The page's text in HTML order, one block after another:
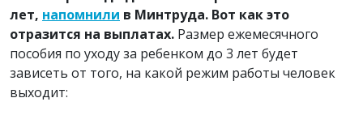
лет, напомнили в Минтруда. Вот как это
отразится на выплатах. Размер ежемесячного
пособия по уходу за ребенком до 3 лет будет
зависеть от того, на какой режим работы человек
выходит: